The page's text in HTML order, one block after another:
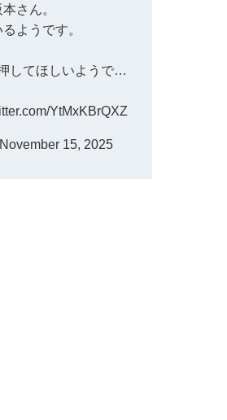
さん。
ようです。
してほしいようで…
YtMxKBrQXZ
November 15, 2025